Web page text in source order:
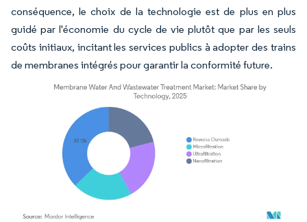
conséquence, le choix de la technologie est de plus en plus
guidé par l'économie du cycle de vie plutôt que par les seuls
coûts initiaux, incitant les services publics à adopter des trains
de membranes intégrés pour garantir la conformité future.